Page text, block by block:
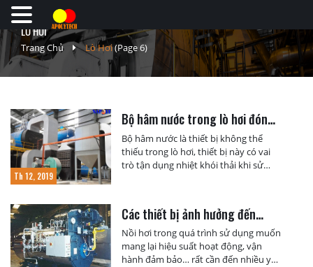
LÒ HƠI
Trang Chủ Lò Hơi(Page 6)
Th 12, 2019
Bộ hâm nước trong lò hơi đóng
vai trò như thế nào?
Bộ hâm nước là thiết bị không thể
thiếu trong lò hơi, thiết bị này có vai
trò tận dụng nhiệt khói thải khi sử
nước và vai trò của […]
Các thiết bị ảnh hưởng đến
hiệu suất nồi hơi
Nồi hơi trong quá trình sử dụng muốn
mang lại hiệu suất hoạt động, vận
hành đảm bảo… rất cần đến nhiều yếu